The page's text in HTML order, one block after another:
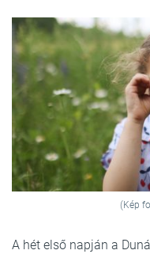
(Kép
A hét első napján a